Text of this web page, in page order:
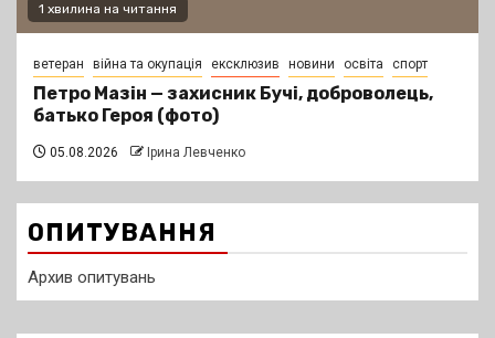
1 хвилина на читання
ветеран війна та окупація ексклюзив новини освіта спорт
Петро Мазін — захисник Бучі, доброволець,
батько Героя (фото)
05.08.2026 Ірина Левченко
ОПИТУВАННЯ
Архив опитувань